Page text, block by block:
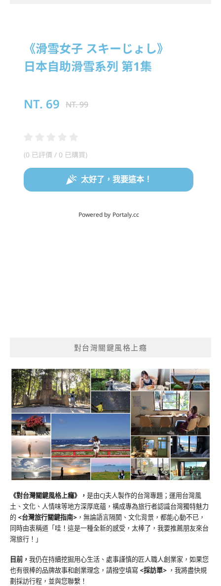
對台灣關鍵風格上癮
《對台灣關鍵風格上癮》 ， 是由CJ夫人製作的台灣專題；運用台灣風
土、文化、人情味等地方深厚底蘊，構成專為旅行者認識台灣獨特魅力
的 <台灣旅行關鍵指南> ，無論語言隔閡、文化背景，都能心動不已，
同時由衷稱道「哇！這是一種全新的感受，太棒了，我要推薦朋友來台
灣旅行！」
目前， 我仍在持續挖掘用心生活、處事謹慎的匠人職人創業家，如果您
也有很棒的品牌故事和創業理念，請撥空填寫 <採訪單> ，我將盡快規
劃採訪行程，並與您聯繫！